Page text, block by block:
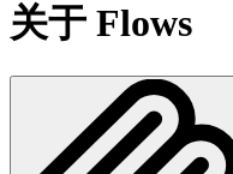
关于 Flows